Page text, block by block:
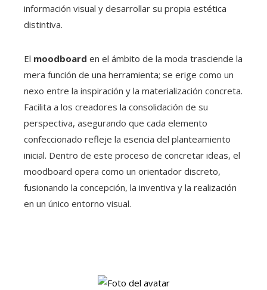
información visual y desarrollar su propia estética
distintiva.
El moodboard en el ámbito de la moda trasciende la
mera función de una herramienta; se erige como un
nexo entre la inspiración y la materialización concreta.
Facilita a los creadores la consolidación de su
perspectiva, asegurando que cada elemento
confeccionado refleje la esencia del planteamiento
inicial. Dentro de este proceso de concretar ideas, el
moodboard opera como un orientador discreto,
fusionando la concepción, la inventiva y la realización
en un único entorno visual.